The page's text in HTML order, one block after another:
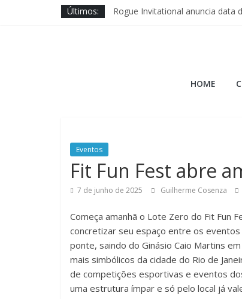
Últimos:
Rogue Invitational anuncia data
Burpee
Hora
do
HOME
Eventos
Fit Fun Fest abre
7 de junho de 2025 Guilherme Cosenza
Começa amanhã o Lote Zero do Fit Fun
concretizar seu espaço entre os
ponte, saindo do Ginásio Caio Martins
mais simbólicos da cidade do Rio de
de competições esportivas e eventos
uma estrutura ímpar e só pelo local já